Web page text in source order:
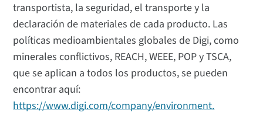
transportista, la seguridad, el transporte y la
declaración de materiales de cada producto. Las
políticas medioambientales globales de Digi, como
minerales conflictivos, REACH, WEEE, POP y TSCA,
que se aplican a todos los productos, se pueden
encontrar aquí:
https://www.digi.com/company/environment.